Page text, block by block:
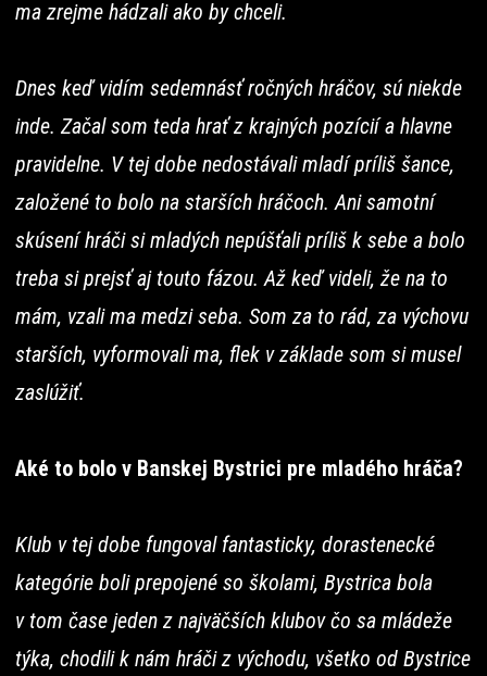
ma zrejme hádzali ako by chceli.
Dnes keď vidím sedemnásť ročných hráčov, sú niekde
inde. Začal som teda hrať z krajných pozícií a hlavne
pravidelne. V tej dobe nedostávali mladí príliš šance,
založené to bolo na starších hráčoch. Ani samotní
skúsení hráči si mladých nepúšťali príliš k sebe a bolo
treba si prejsť aj touto fázou. Až keď videli, že na to
mám, vzali ma medzi seba. Som za to rád, za výchovu
starších, vyformovali ma, flek v základe som si musel
zaslúžiť.
Aké to bolo v Banskej Bystrici pre mladého hráča?
Klub v tej dobe fungoval fantasticky, dorastenecké
kategórie boli prepojené so školami, Bystrica bola
v tom čase jeden z najväčších klubov čo sa mládeže
týka, chodili k nám hráči z východu, všetko od Bystrice